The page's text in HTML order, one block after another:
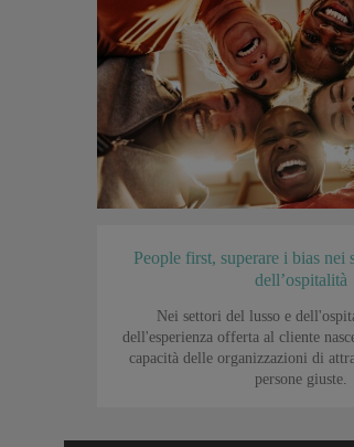
People first, superare i bias nei
dell’ospitalità
Nei settori del lusso e
dell'esperienza offerta al cliente
capacità delle organizzazioni di
persone giuste.